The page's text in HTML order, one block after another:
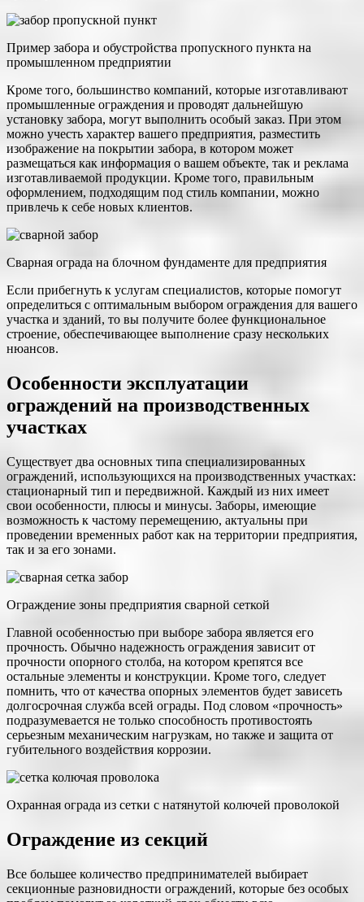
Пример забора и обустройства пропускного пункта на
промышленном предприятии
Кроме того, большинство компаний, которые изготавливают
промышленные ограждения и проводят дальнейшую
установку забора, могут выполнить особый заказ. При этом
можно учесть характер вашего предприятия, разместить
изображение на покрытии забора, в котором может
размещаться как информация о вашем объекте, так и реклама
изготавливаемой продукции. Кроме того, правильным
оформлением, подходящим под стиль компании, можно
привлечь к себе новых клиентов.
Сварная ограда на блочном фундаменте для предприятия
Если прибегнуть к услугам специалистов, которые помогут
определиться с оптимальным выбором ограждения для вашего
участка и зданий, то вы получите более функциональное
строение, обеспечивающее выполнение сразу нескольких
нюансов.
Особенности эксплуатации
ограждений на производственных
участках
Существует два основных типа специализированных
ограждений, использующихся на производственных участках:
стационарный тип и передвижной. Каждый из них имеет
свои особенности, плюсы и минусы. Заборы, имеющие
возможность к частому перемещению, актуальны при
проведении временных работ как на территории предприятия,
так и за его зонами.
Ограждение зоны предприятия сварной сеткой
Главной особенностью при выборе забора является его
прочность. Обычно надежность ограждения зависит от
прочности опорного столба, на котором крепятся все
остальные элементы и конструкции. Кроме того, следует
помнить, что от качества опорных элементов будет зависеть
долгосрочная служба всей ограды. Под словом «прочность»
подразумевается не только способность противостоять
серьезным механическим нагрузкам, но также и защита от
губительного воздействия коррозии.
Охранная ограда из сетки с натянутой колючей проволокой
Ограждение из секций
Все большее количество предпринимателей выбирает
секционные разновидности ограждений, которые без особых